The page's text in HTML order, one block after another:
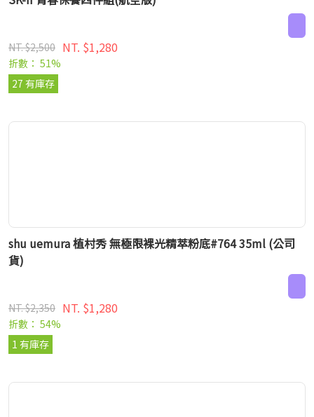
NT. $2,500 NT. $1,280
折數： 51%
27 有庫存
shu uemura 植村秀 無極限裸光精萃粉底#764 35ml (公司
貨)
NT. $2,350 NT. $1,280
折數： 54%
1 有庫存